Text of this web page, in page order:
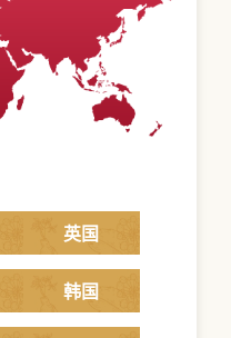
英国
韩国